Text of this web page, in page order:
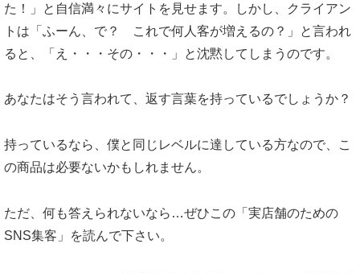
た！」と自信満々にサイトを見せます。しかし、クライアン
トは「ふーん、で？ これで何人客が増えるの？」と言われ
ると、「え・・・その・・・」と沈黙してしまうのです。
あなたはそう言われて、返す言葉を持っているでしょうか？
持っているなら、僕と同じレベルに達している方なので、こ
の商品は必要ないかもしれません。
ただ、何も答えられないなら…ぜひこの「実店舗のための
SNS集客」を読んで下さい。